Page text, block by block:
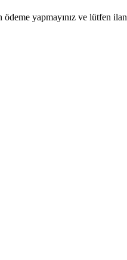
ödeme yapmayınız ve lütfen